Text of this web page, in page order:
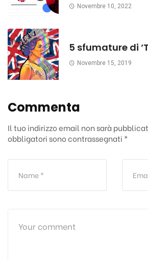
Novembre 10, 2022
5 sfumature di
Novembre 15, 2019
Commenta
Il tuo indirizzo email non sarà
obbligatori sono contrassegnati *